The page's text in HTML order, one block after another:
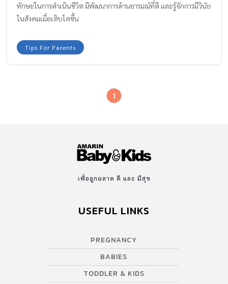
ทักษะในการดำเนินชีวิต มีพัฒนาการด้านอารมณ์ที่ดี และรู้จักการมีวินัย
ในสังคมเมื่อเติบโตขึ้น
Tips For Parents
1
เพื่อลูกฉลาด ดี และ มีสุข
USEFUL LINKS
PREGNANCY
BABIES
TODDLER & KIDS